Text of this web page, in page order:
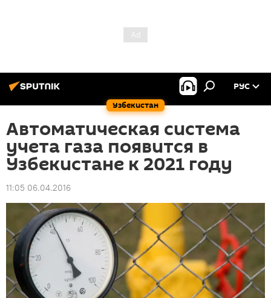
Узбекистан
РУС
Автоматическая система
учета газа появится в
Узбекистане к 2021 году
11:05 06.04.2016